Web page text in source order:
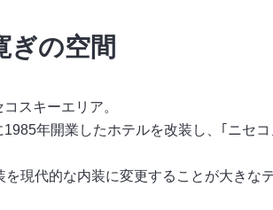
ぎの空間
スキーエリア。
年開業したホテルを改装し、｢ニセ
現代的な内装に変更することが大きな